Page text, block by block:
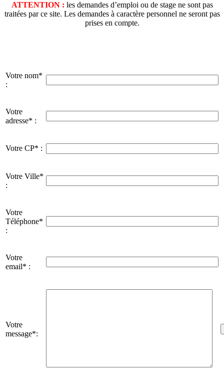
ATTENTION : les demandes d’emploi ou de stage ne sont pas
traitées par ce site. Les demandes à caractère personnel ne seront pas
prises en compte.
Votre nom*
:
Votre
adresse* :
Votre CP* :
Votre Ville*
:
Votre
Téléphone*
:
Votre
email* :
Votre
message*: